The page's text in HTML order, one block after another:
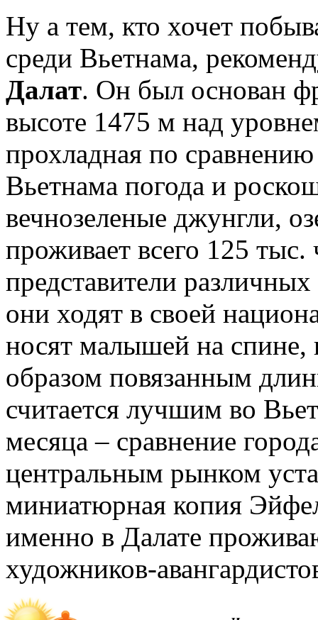
Ну а тем, кто хочет
среди Вьетнама,
Далат. Он был основан
высоте 1475 м над
прохладная по
Вьетнама погода и
вечнозеленые джунгли,
проживает всего 125
представители
они ходят в своей
носят малышей на
образом повязанным
считается лучшим во
месяца – сравнение
центральным рынком
миниатюрная копия
именно в Далате
художников-